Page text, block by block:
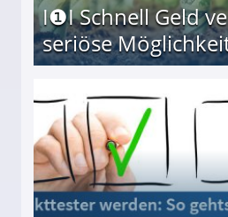
I❶I Schnell Geld
seriöse